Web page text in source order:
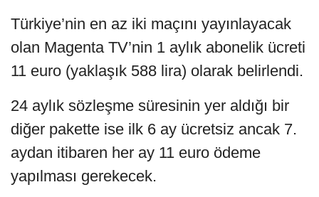
Türkiye’nin en az iki maçını yayınlayacak
olan Magenta TV’nin 1 aylık abonelik ücreti
11 euro (yaklaşık 588 lira) olarak belirlendi.
24 aylık sözleşme süresinin yer aldığı bir
diğer pakette ise ilk 6 ay ücretsiz ancak 7.
aydan itibaren her ay 11 euro ödeme
yapılması gerekecek.